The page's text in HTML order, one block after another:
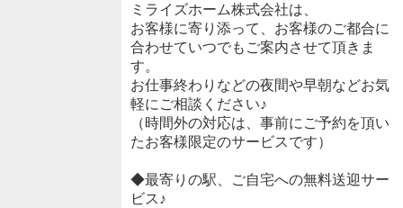
ミライズホーム株式会社は、
お客様に寄り添って、お客様のご都合に
合わせていつでもご案内させて頂きま
す。
お仕事終わりなどの夜間や早朝などお気
軽にご相談ください♪
（時間外の対応は、事前にご予約を頂い
たお客様限定のサービスです）
◆最寄りの駅、ご自宅への無料送迎サー
ビス♪